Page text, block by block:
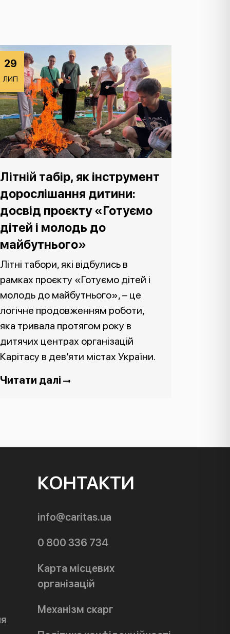
29
ЛИП
Літній табір, як інструмент
дорослішання дитини:
досвід проєкту «Готуємо
дітей і молодь до
майбутнього»
Літні табори, які відбулись в
рамках проєкту «Готуємо дітей і
молодь до майбутнього», – це
логічне продовженням роботи,
яка тривала протягом року в
дитячих центрах організацій
Карітасу в дев’яти містах України.
Читати далі
КОНТАКТИ
info@caritas.ua
0 800 336 734
Карта місцевих
організацій
Механізм скарг